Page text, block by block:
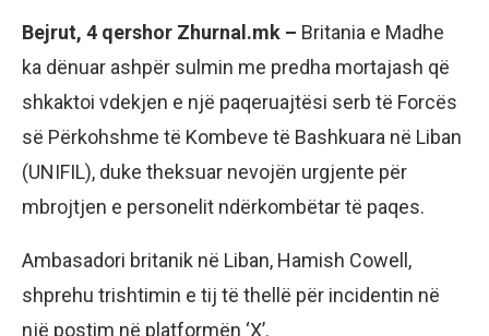
Bejrut, 4 qershor Zhurnal.mk – Britania e Madhe
ka dënuar ashpër sulmin me predha mortajash që
shkaktoi vdekjen e një paqeruajtësi serb të Forcës
së Përkohshme të Kombeve të Bashkuara në Liban
(UNIFIL), duke theksuar nevojën urgjente për
mbrojtjen e personelit ndërkombëtar të paqes.
Ambasadori britanik në Liban, Hamish Cowell,
shprehu trishtimin e tij të thellë për incidentin në
një postim në platformën ‘X’.